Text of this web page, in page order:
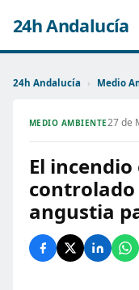
24h Andalucía
24h Andalucía › Medio
MEDIO AMBIENTE27 de
El
controlado
angustia